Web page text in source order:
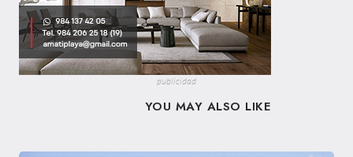
publicidad
YOU MAY ALSO LIKE